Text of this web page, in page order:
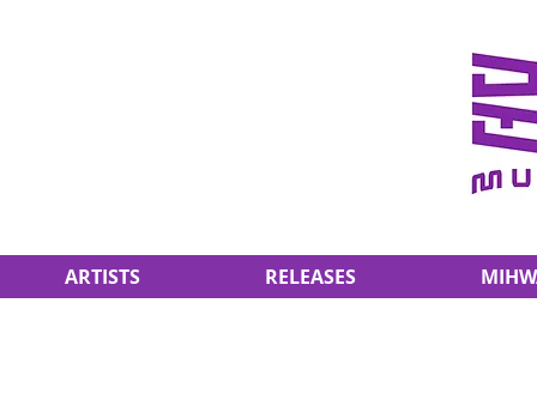
ARTISTS RELEASES